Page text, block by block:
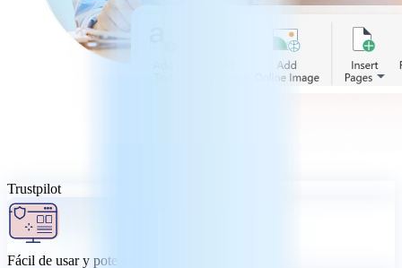
Trustpilot
Fácil de usar y potente